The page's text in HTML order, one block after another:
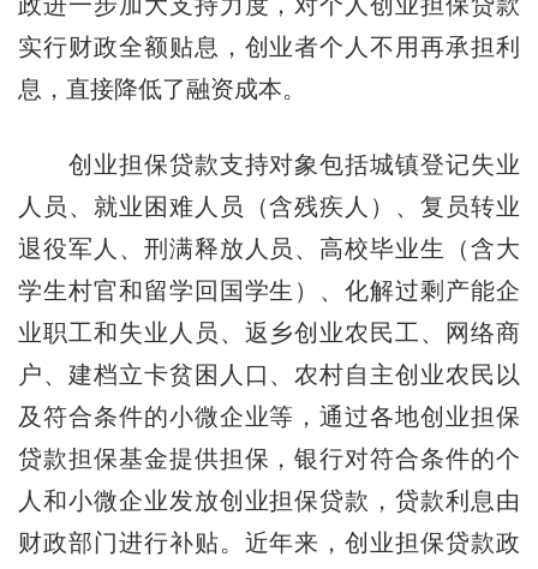
实行财政全额贴息，创业者个人不用再承担利
息，直接降低了融资成本。
创业担保贷款支持对象包括城镇登记失业
人员、就业困难人员（含残疾人）、复员转业
退役军人、刑满释放人员、高校毕业生（含大
学生村官和留学回国学生）、化解过剩产能企
业职工和失业人员、返乡创业农民工、网络商
户、建档立卡贫困人口、农村自主创业农民以
及符合条件的小微企业等，通过各地创业担保
贷款担保基金提供担保，银行对符合条件的个
人和小微企业发放创业担保贷款，贷款利息由
财政部门进行补贴。近年来，创业担保贷款政